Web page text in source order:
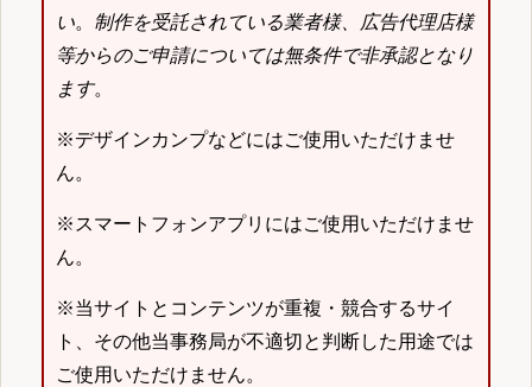
い。 制作を受託されている業者様、広告代理店様
等からのご申請については無条件で非承認となり
ます。
※デザインカンプなどにはご使用いただけませ
ん。
※スマートフォンアプリにはご使用いただけませ
ん。
※当サイトとコンテンツが重複・競合するサイ
ト、その他当事務局が不適切と判断した用途では
ご使用いただけません。